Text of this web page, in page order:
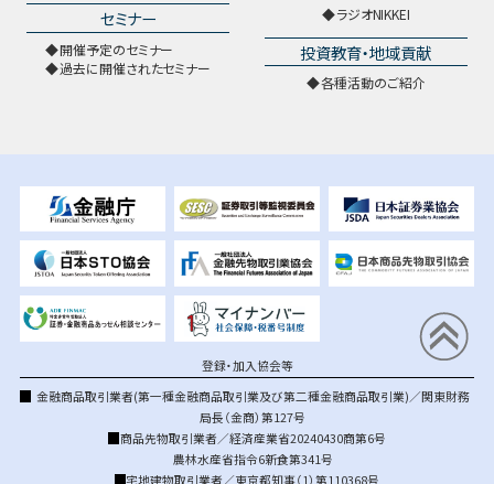
セミナー
開催予定のセミナー
過去に開催されたセミナー
ラジオNIKKEI
投資教育・地域貢献
各種活動のご紹介
登録・加入協会等
金融商品取引業者(第一種金融商品取引業及び第二種金融商品取引業)／関東財務
局長（金商）第127号
商品先物取引業者／経済産業省20240430商第6号
農林水産省指令6新食第341号
宅地建物取引業者／東京都知事（1）第110368号